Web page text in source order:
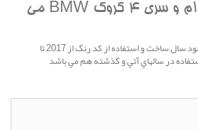
(سال ساخت) بی ام و سری 4 کروک BMW مي
بر اساس آخرين اطلاعات موجود سال ساخت و استفاده از کد رنگ از 2017 تا